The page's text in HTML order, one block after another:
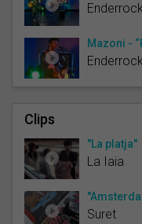
Mazoni -
Clips
"La platja"
La Iaia
Suret